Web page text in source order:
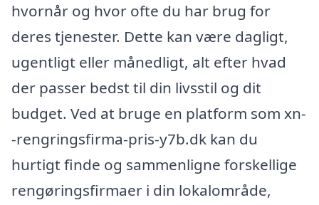
hvornår og hvor ofte du har brug for
deres tjenester. Dette kan være dagligt,
ugentligt eller månedligt, alt efter hvad
der passer bedst til din livsstil og dit
budget. Ved at bruge en platform som xn-
-rengringsfirma-pris-y7b.dk kan du
hurtigt finde og sammenligne forskellige
rengøringsfirmaer i din lokalområde,